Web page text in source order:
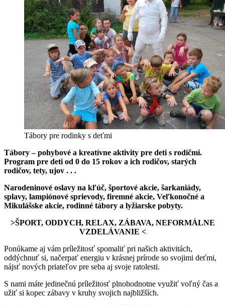
Tábory pre rodinky s deťmi
Tábory – pohybové a kreatívne aktivity pre deti s rodičmi.
Program pre deti od 0 do 15 rokov a ich rodičov, starých
rodičov, tety, ujov . . .
Narodeninové oslavy na kľúč, športové akcie, šarkaniády,
splavy, lampiónové sprievody, firemné akcie, Veľkonočné a
Mikulášske akcie, rodinné tábory a lyžiarske pobyty.
>ŠPORT, ODDYCH, RELAX, ZÁBAVA, NEFORMÁLNE
VZDELÁVANIE <
Ponúkame aj vám príležitosť spomaliť pri našich aktivitách,
oddýchnuť si, načerpať energiu v krásnej prírode so svojimi deťmi,
nájsť nových priateľov pre seba aj svoje ratolesti.
S nami máte jedinečnú príležitosť plnohodnotne využiť voľný čas a
užiť si kopec zábavy v kruhy svojich najbližších.